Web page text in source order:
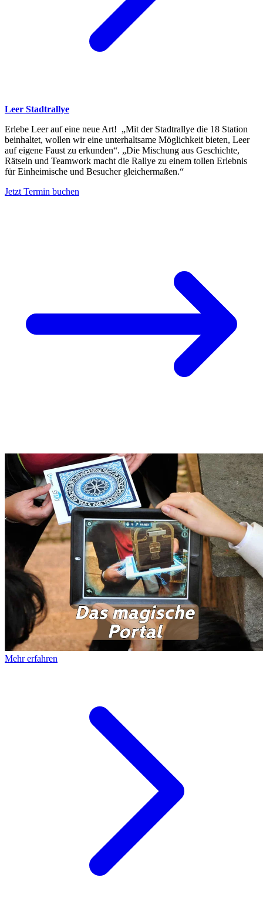
Leer Stadtrallye
Erlebe Leer auf eine neue Art! „Mit der Stadtrallye die 18 Station
beinhaltet, wollen wir eine unterhaltsame Möglichkeit bieten, Leer
auf eigene Faust zu erkunden“. „Die Mischung aus Geschichte,
Rätseln und Teamwork macht die Rallye zu einem tollen Erlebnis
für Einheimische und Besucher gleichermaßen.“
Jetzt Termin buchen
Mehr erfahren